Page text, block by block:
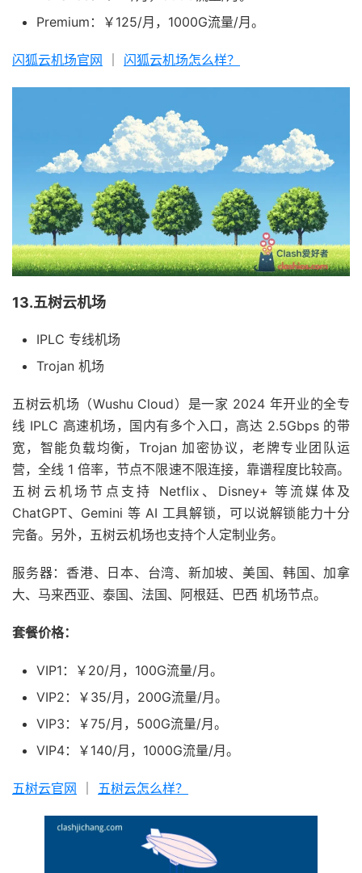
Premium：￥125/月，1000G流量/月。
闪狐云机场官网 闪狐云机场怎么样？
13.五树云机场
IPLC 专线机场
Trojan 机场
五树云机场（Wushu Cloud）是一家 2024 年开业的全专
线 IPLC 高速机场，国内有多个入口，高达 2.5Gbps 的带
宽，智能负载均衡，Trojan 加密协议，老牌专业团队运
营，全线 1 倍率，节点不限速不限连接，靠谱程度比较高。
五树云机场节点支持 Netflix、Disney+ 等流媒体及
ChatGPT、Gemini 等 AI 工具解锁，可以说解锁能力十分
完备。另外，五树云机场也支持个人定制业务。
服务器：香港、日本、台湾、新加坡、美国、韩国、加拿
大、马来西亚、泰国、法国、阿根廷、巴西 机场节点。
套餐价格：
VIP1：￥20/月，100G流量/月。
VIP2：￥35/月，200G流量/月。
VIP3：￥75/月，500G流量/月。
VIP4：￥140/月，1000G流量/月。
五树云官网 五树云怎么样？